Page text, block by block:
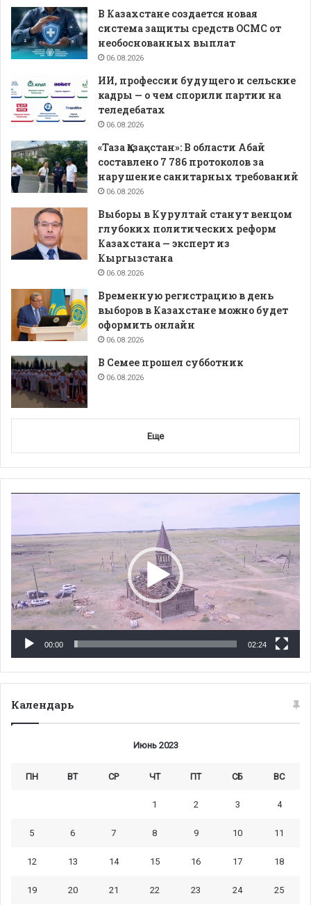
В Казахстане создается новая
система защиты средств ОСМС от
необоснованных выплат
06.08.2026
ИИ, профессии будущего и сельские
кадры — о чем спорили партии на
теледебатах
06.08.2026
«Таза Қазақстан»: В области Абай
составлено 7 786 протоколов за
нарушение санитарных требований
06.08.2026
Выборы в Курултай станут венцом
глубоких политических реформ
Казахстана — эксперт из
Кыргызстана
06.08.2026
Временную регистрацию в день
выборов в Казахстане можно будет
оформить онлайн
06.08.2026
В Семее прошел субботник
06.08.2026
Еще
00:00 02:24
Календарь
Июнь 2023
ПН ВТ СР ЧТ ПТ СБ ВС
1 2 3 4
5 6 7 8 9 10 11
12 13 14 15 16 17 18
19 20 21 22 23 24 25